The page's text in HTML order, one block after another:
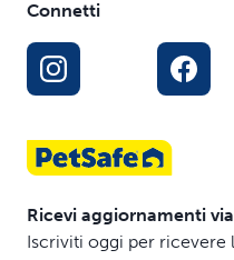
Connetti
Ricevi aggiornamenti
Iscriviti oggi per